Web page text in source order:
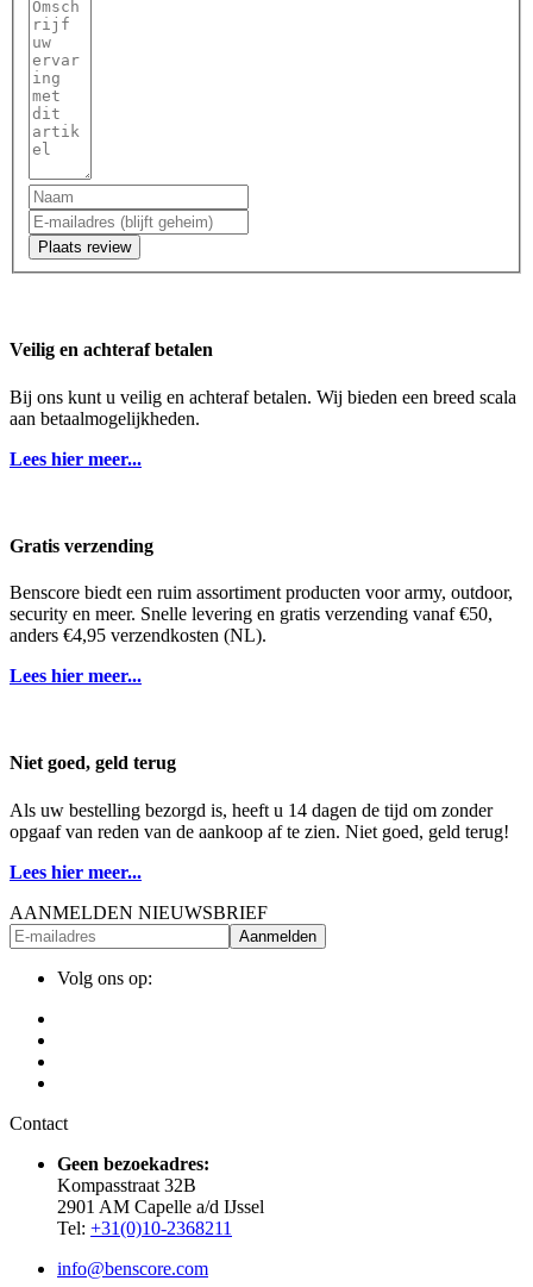
Plaats review
Veilig en achteraf betalen
Bij ons kunt u veilig en achteraf betalen. Wij bieden een breed scala
aan betaalmogelijkheden.
Lees hier meer...
Gratis verzending
Benscore biedt een ruim assortiment producten voor army, outdoor,
security en meer. Snelle levering en gratis verzending vanaf €50,
anders €4,95 verzendkosten (NL).
Lees hier meer...
Niet goed, geld terug
Als uw bestelling bezorgd is, heeft u 14 dagen de tijd om zonder
opgaaf van reden van de aankoop af te zien. Niet goed, geld terug!
Lees hier meer...
AANMELDEN NIEUWSBRIEF
Aanmelden
Volg ons op:
Contact
Geen bezoekadres:
Kompasstraat 32B
2901 AM Capelle a/d IJssel
Tel: +31(0)10-2368211
info@benscore.com